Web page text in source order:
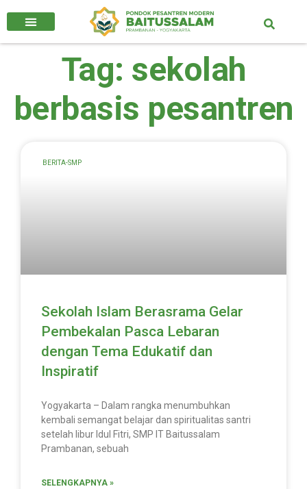
Tag: sekolah
berbasis pesantren
BERITA-SMP
Sekolah Islam Berasrama Gelar
Pembekalan Pasca Lebaran
dengan Tema Edukatif dan
Inspiratif
Yogyakarta – Dalam rangka menumbuhkan
kembali semangat belajar dan spiritualitas santri
setelah libur Idul Fitri, SMP IT Baitussalam
Prambanan, sebuah
SELENGKAPNYA »